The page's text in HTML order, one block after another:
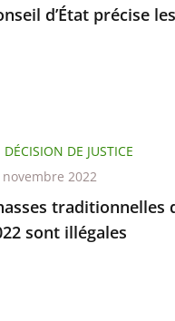
d’État précise
traditionnelles
sont illégales
DÉCISION DE JUSTICE
novembre 2022